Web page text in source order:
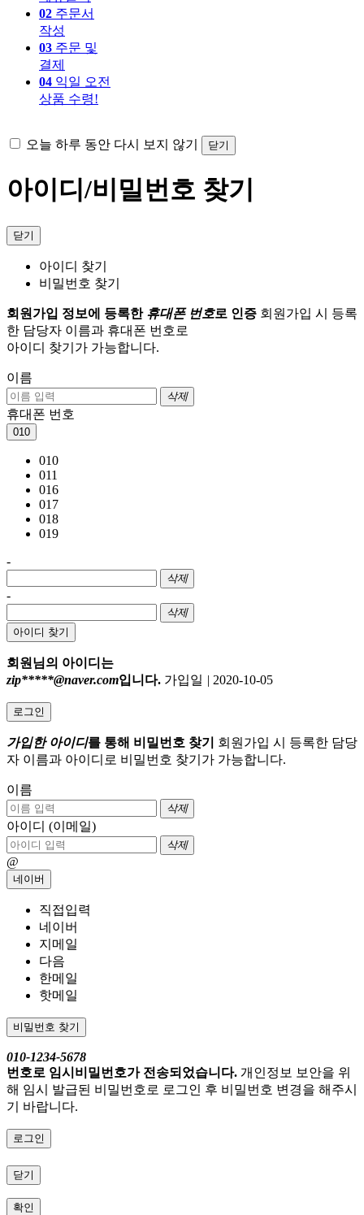
02 주문서
작성
03 주문 및
결제
04 익일 오전
상품 수령!
오늘 하루 동안 다시 보지 않기 닫기
아이디/비밀번호 찾기
닫기
아이디 찾기
비밀번호 찾기
회원가입 정보에 등록한 휴대폰 번호로 인증 회원가입 시 등록
한 담당자 이름과 휴대폰 번호로
아이디 찾기가 가능합니다.
이름
삭제
휴대폰 번호
010
010
011
016
017
018
019
-
삭제
-
삭제
아이디 찾기
회원님의 아이디는
zip*****@naver.com입니다. 가입일 | 2020-10-05
로그인
가입한 아이디를 통해 비밀번호 찾기
회원가입 시 등록한 담당
자 이름과 아이디로 비밀번호 찾기가 가능합니다.
이름
삭제
아이디 (이메일)
삭제
@
네이버
직접입력
네이버
지메일
다음
한메일
핫메일
비밀번호 찾기
010-1234-5678
번호로 임시비밀번호가 전송되었습니다. 개인정보 보안을 위
해 임시 발급된 비밀번호로 로그인 후 비밀번호 변경을 해주시
기 바랍니다.
로그인
닫기
확인